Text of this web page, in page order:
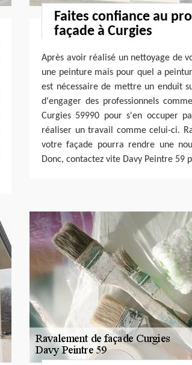
Faites confiance au
façade à Curgies
Après avoir réalisé un nettoyage de
une peinture mais pour quel a
est nécessaire de mettre un enduit
d'engager des professionnels
Curgies 59990 pour s'en occuper
réaliser un travail comme celui-ci.
votre façade pourra rendre une
Donc, contactez vite Davy Peintre 59